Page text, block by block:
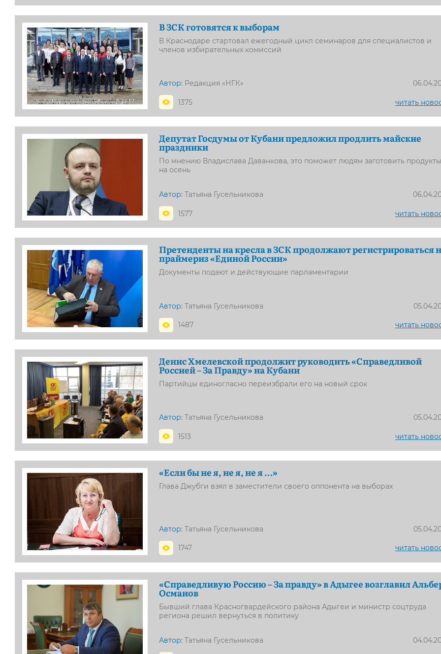
В ЗСК готовятся к выборам
В Краснодаре стартовал ежегодный цикл семинаров для специалистов и
членов избирательных комиссий
Автор: Редакция «НГК»
1375 читать
Депутат Госдумы от Кубани предложил продлить майские
праздники
По мнению Владислава Даванкова, это поможет людям заготовить продукты
на осень
Автор: Татьяна Гусельникова
1577 читать
Претенденты на кресла в ЗСК продолжают регистрироваться
праймериз «Единой России»
Документы подают и действующие парламентарии
Автор: Татьяна Гусельникова
1487 читать
Денис Хмелевской продолжит руководить «Справедливой
Россией – За Правду» на Кубани
Партийцы единогласно переизбрали его на новый срок
Автор: Татьяна Гусельникова
1513 читать
«Если бы не я, не я, не я …»
Глава Джубги взял в заместители своего оппонента на выборах
Автор: Татьяна Гусельникова
1747 читать
«Справедливую Россию – За правду» в Адыгее возглавил
Османов
Бывший глава Красногвардейского района Адыгеи и министр соцтруда
региона решил вернуться в политику
Автор: Татьяна Гусельникова